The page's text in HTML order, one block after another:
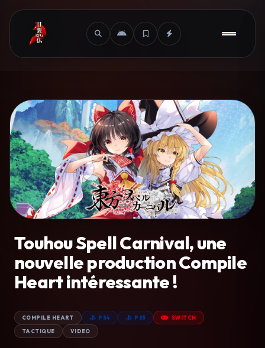
Touhou Spell Carnival, une
nouvelle production Compile
Heart intéressante !
COMPILE HEART PS4 PS5 SWITCH
TACTIQUE VIDEO